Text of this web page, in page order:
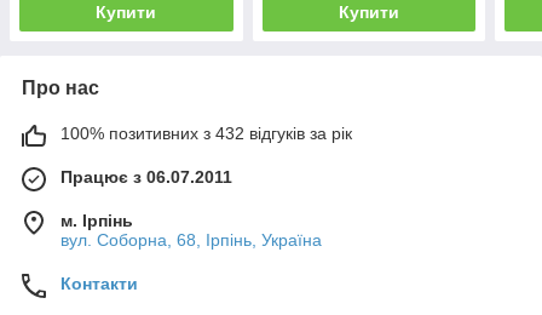
Купити Купити
Про нас
100% позитивних з 432 відгуків за рік
Працює з 06.07.2011
м. Ірпінь
вул. Соборна, 68, Ірпінь, Україна
Контакти